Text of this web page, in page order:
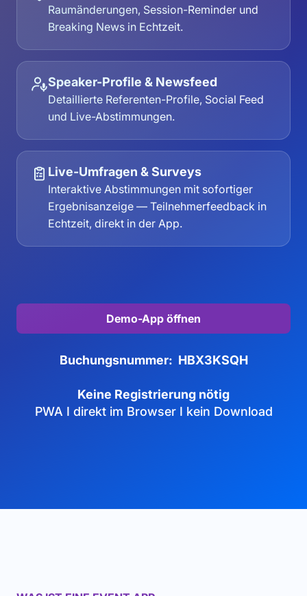
Raumänderungen, Session-Reminder und
Breaking News in Echtzeit.
Speaker-Profile & Newsfeed
Detaillierte Referenten-Profile, Social Feed
und Live-Abstimmungen.
Live-Umfragen & Surveys
Interaktive Abstimmungen mit sofortiger
Ergebnisanzeige — Teilnehmerfeedback in
Echtzeit, direkt in der App.
Demo-App öffnen
Buchungsnummer: HBX3KSQH
Keine Registrierung nötig
PWA I direkt im Browser I kein Download